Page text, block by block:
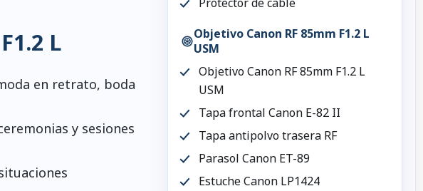
L
en retrato, boda
y sesiones
Objetivo Canon RF 85mm F1.2 L
USM
Objetivo Canon RF 85mm F1.2 L
USM
Tapa frontal Canon E-82 II
Tapa antipolvo trasera RF
Parasol Canon ET-89
Estuche Canon LP1424